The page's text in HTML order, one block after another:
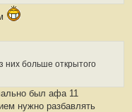
них больше открытого
был афа 11
нужно разбавлять